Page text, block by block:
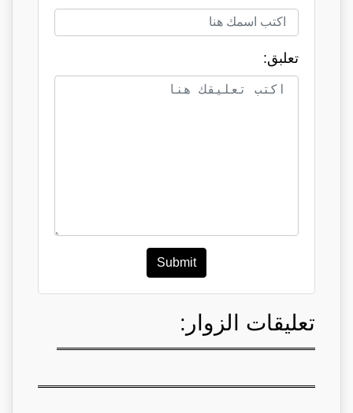
تعلبق:
Submit
تعليقات الزوار: